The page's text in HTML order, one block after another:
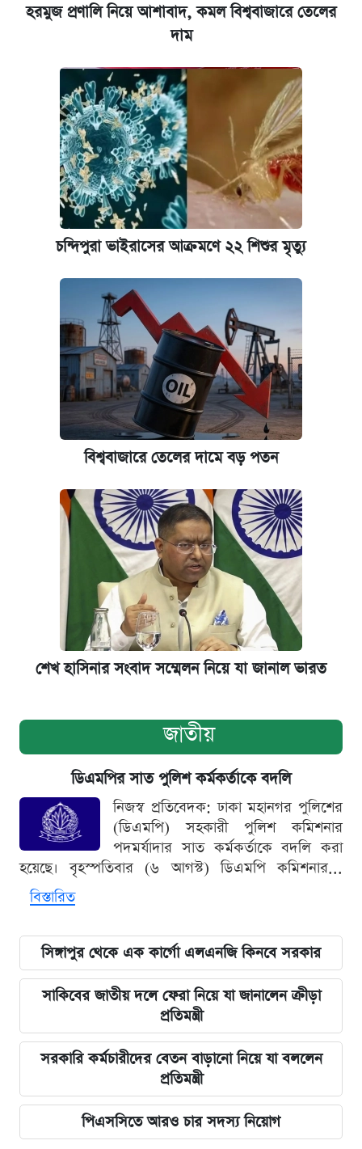
হরমুজ প্রণালি নিয়ে আশাবাদ, কমল বিশ্ববাজারে তেলের
দাম
চন্দিপুরা ভাইরাসের আক্রমণে ২২ শিশুর মৃত্যু
বিশ্ববাজারে তেলের দামে বড় পতন
শেখ হাসিনার সংবাদ সম্মেলন নিয়ে যা জানাল ভারত
জাতীয়
ডিএমপির সাত পুলিশ কর্মকর্তাকে বদলি
নিজস্ব প্রতিবেদক: ঢাকা মহানগর পুলিশের
(ডিএমপি) সহকারী পুলিশ কমিশনার
পদমর্যাদার সাত কর্মকর্তাকে বদলি করা
হয়েছে। বৃহস্পতিবার (৬ আগস্ট) ডিএমপি কমিশনার...
বিস্তারিত
সিঙ্গাপুর থেকে এক কার্গো এলএনজি কিনবে সরকার
সাকিবের জাতীয় দলে ফেরা নিয়ে যা জানালেন ক্রীড়া
প্রতিমন্ত্রী
সরকারি কর্মচারীদের বেতন বাড়ানো নিয়ে যা বললেন
প্রতিমন্ত্রী
পিএসসিতে আরও চার সদস্য নিয়োগ